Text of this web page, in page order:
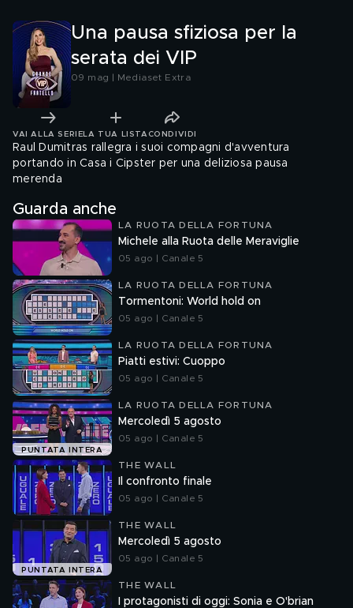
Una pausa sfiziosa per la
serata dei VIP
09 mag | Mediaset Extra
VAI ALLA SERIE LA TUA LISTA CONDIVIDI
Raul Dumitras rallegra i suoi compagni d'avventura
portando in Casa i Cipster per una deliziosa pausa
merenda
Guarda anche
LA RUOTA DELLA FORTUNA
Michele alla Ruota delle Meraviglie
05 ago | Canale 5
LA RUOTA DELLA FORTUNA
Tormentoni: World hold on
05 ago | Canale 5
LA RUOTA DELLA FORTUNA
Piatti estivi: Cuoppo
05 ago | Canale 5
PUNTATA INTERA
LA RUOTA DELLA FORTUNA
Mercoledì 5 agosto
05 ago | Canale 5
THE WALL
Il confronto finale
05 ago | Canale 5
PUNTATA INTERA
THE WALL
Mercoledì 5 agosto
05 ago | Canale 5
THE WALL
I protagonisti di oggi: Sonia e O'brian